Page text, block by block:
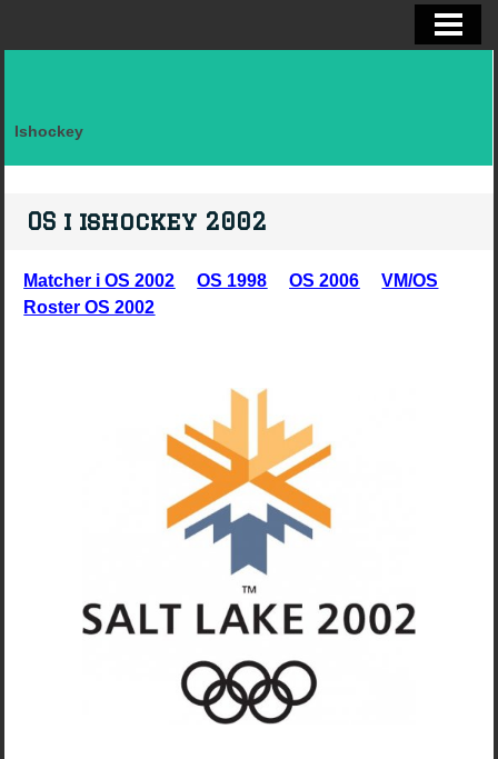
Ishockey
OS i ishockey 2002
Matcher i OS 2002 OS 1998 OS 2006
VM/OS
Roster OS 2002